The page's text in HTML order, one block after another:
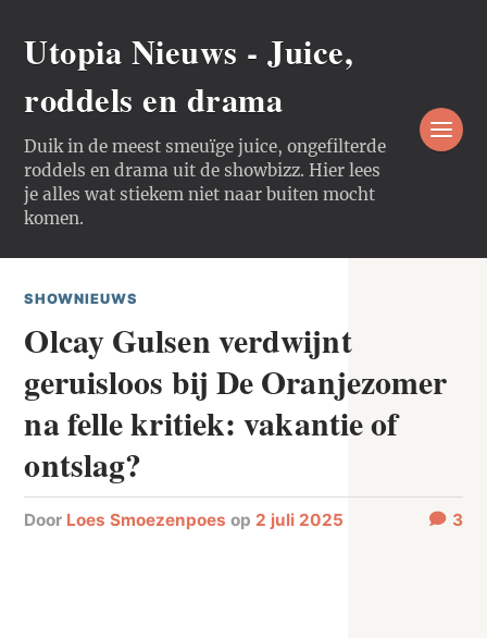
Utopia Nieuws - Juice,
roddels en drama
Duik in de meest smeuïge juice, ongefilterde
roddels en drama uit de showbizz. Hier lees
je alles wat stiekem niet naar buiten mocht
komen.
SHOWNIEUWS
Olcay Gulsen verdwijnt
geruisloos bij De Oranjezomer
na felle kritiek: vakantie of
ontslag?
door Loes Smoezenpoes op 2 juli 2025 3